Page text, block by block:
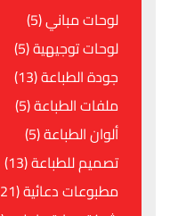
لوحات مباني (5)
لوحات توجيهية (5)
جودة الطباعة (13)
ملفات الطباعة (5)
ألوان الطباعة (5)
تصميم للطباعة (13)
مطبوعات دعائية (21)